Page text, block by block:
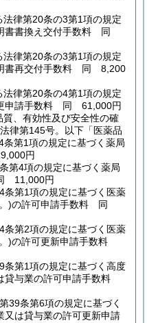
律第20条の3第1項の規定
書書換え交付手数料 同
律第20条の3第1項の規定
書再交付手数料 同 8,200
律第20条の4第1項の規定
申請手数料 同 61,000円
質、有効性及び安全性の確
律第145号。以下「医薬品
条第1項の規定に基づく薬局
円
第4項の規定に基づく薬局
11,000円
条第1項の規定に基づく医薬
)の許可申請手数料 同
条第2項の規定に基づく医薬
)の許可更新申請手数料
条第1項の規定に基づく高度
貸与業の許可申請手数料
39条第6項の規定に基づく
又は貸与業の許可更新申請